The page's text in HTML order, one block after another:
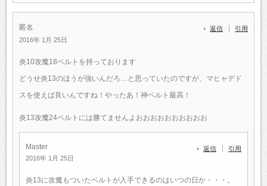
匿名
2016年 1月 25日
返信 引用
炎10攻魔18ベルトを持っております
どうせ炎13のほうが強いんだろ…と思っていたのですが、マヒャデド
スを使えば良いんですね！やったあ！神ベルト最高！
炎13攻魔24ベルトには勝てませんよおおおおおおおおおお
Master
2016年 1月 25日
返信 引用
炎13に攻魔もついたベルトが入手できるのはいつの日か・・・。